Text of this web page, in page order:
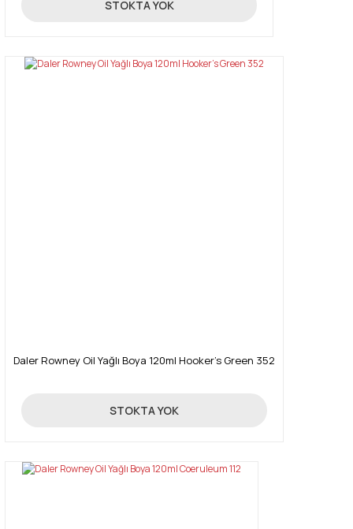
STOKTA YOK
Daler Rowney Oil Yağlı Boya 120ml Hooker's Green 352
16,03 TL
STOKTA YOK